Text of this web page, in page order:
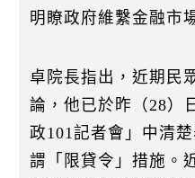
明瞭政府維繫金融市
卓院長指出，近期民
論，他已於昨（28）
政101記者會」中清
謂「限貸令」措施。